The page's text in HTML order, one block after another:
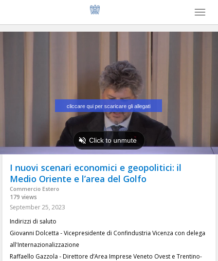
Toggle
I nuovi scenari economici e geopolitici: il
Medio Oriente e l’area del Golfo
Commercio Estero
179 views
September 25, 2023
Indirizzi di saluto
Giovanni Dolcetta - Vicepresidente di Confindustria Vicenza con delega
all'Internazionalizzazione
Raffaello Gazzola - Direttore d’Area Imprese Veneto Ovest e Trentino-